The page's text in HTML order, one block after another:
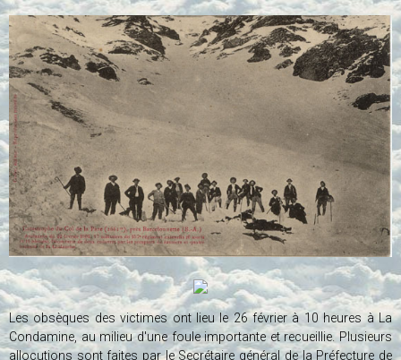
Les obsèques des victimes ont lieu le 26 février à 10 heures à La
Condamine, au milieu d'une foule importante et recueillie. Plusieurs
allocutions sont faites par le Secrétaire général de la Préfecture de